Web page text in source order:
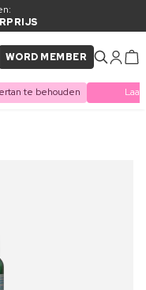
WORD MEMBER
te behouden
met